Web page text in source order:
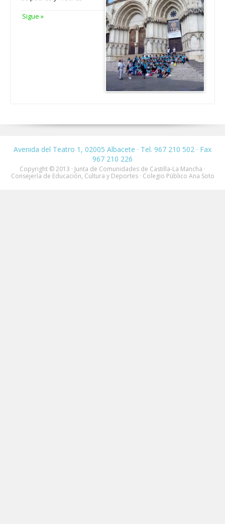
Sigue »
Avenida del Teatro 1, 02005 Albacete · Tel. 967 210 502 · Fax
967 210 226
Copyright © 2013 · Junta de Comunidades de Castilla-La Mancha ·
Consejería de Educación, Cultura y Deportes · Colegio Público Ana Soto